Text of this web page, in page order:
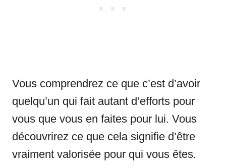
Vous comprendrez ce que c’est d’avoir
quelqu’un qui fait autant d’efforts pour
vous que vous en faites pour lui. Vous
découvrirez ce que cela signifie d’être
vraiment valorisée pour qui vous êtes.